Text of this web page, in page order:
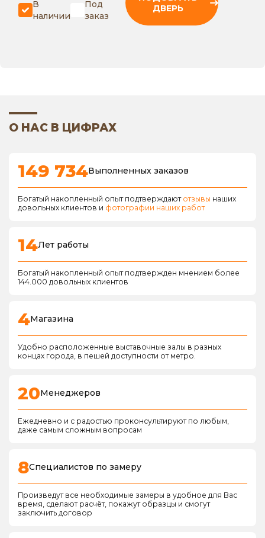
В
наличии
Под
заказ
ДВЕРЬ
О НАС В ЦИФРАХ
149 734Выполненных заказов
Богатый накопленный опыт подтверждают отзывы наших
довольных клиентов и фотографии наших работ
14Лет работы
Богатый накопленный опыт подтвержден мнением более
144.000 довольных клиентов
4Магазина
Удобно расположенные выставочные залы в разных
концах города, в пешей доступности от метро.
20Менеджеров
Ежедневно и с радостью проконсультируют по любым,
даже самым сложным вопросам
8Специалистов по замеру
Произведут все необходимые замеры в удобное для Вас
время, сделают расчёт, покажут образцы и смогут
заключить договор